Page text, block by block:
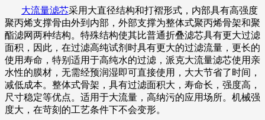
大流量滤芯采用大直径结构和打褶形式，内部具有高强度
聚丙烯支撑骨由外到内部，外部支撑为整体式聚丙烯骨架和聚
酯滤网两种结构。特殊结构使其比普通折叠滤芯具有更大过滤
面积，因此，在过滤高纯试剂时具有更大的过滤流量，更长的
使用寿命，特别适用于高纯水的过滤，派克大流量滤芯使用亲
水性的膜材，无需经预润湿即可直接使用，大大节省了时间，
减低成本。整体式骨架，具有过滤面积大，寿命长，强度高，
尺寸稳定等优点。适用于大流量，高纳污的应用场所。机械强
度大，在苛刻的工艺条件下不会变形。